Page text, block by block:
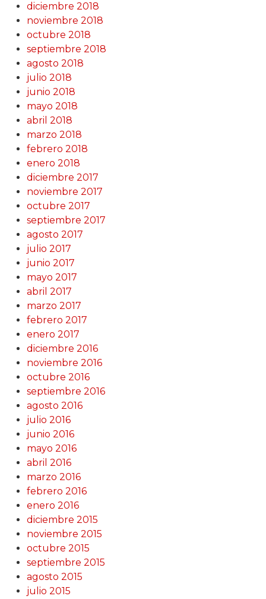
diciembre 2018
noviembre 2018
octubre 2018
septiembre 2018
agosto 2018
julio 2018
junio 2018
mayo 2018
abril 2018
marzo 2018
febrero 2018
enero 2018
diciembre 2017
noviembre 2017
octubre 2017
septiembre 2017
agosto 2017
julio 2017
junio 2017
mayo 2017
abril 2017
marzo 2017
febrero 2017
enero 2017
diciembre 2016
noviembre 2016
octubre 2016
septiembre 2016
agosto 2016
julio 2016
junio 2016
mayo 2016
abril 2016
marzo 2016
febrero 2016
enero 2016
diciembre 2015
noviembre 2015
octubre 2015
septiembre 2015
agosto 2015
julio 2015